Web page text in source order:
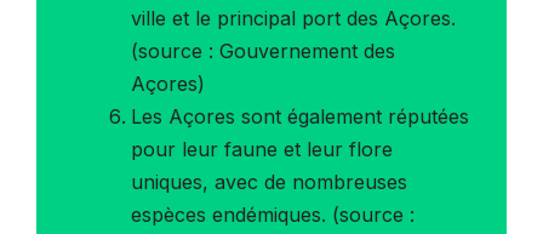
ville et le principal port des Açores.
(source : Gouvernement des
Açores)
Les Açores sont également réputées
pour leur faune et leur flore
uniques, avec de nombreuses
espèces endémiques. (source :